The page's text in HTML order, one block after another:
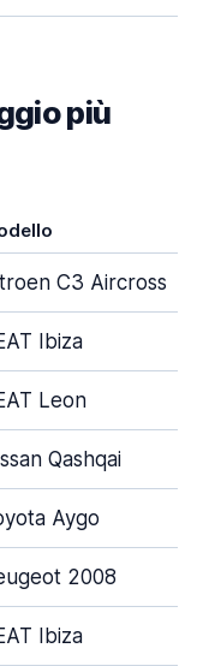
più
C3 Aircross
Ibiza
Leon
Qashqai
Aygo
2008
Ibiza